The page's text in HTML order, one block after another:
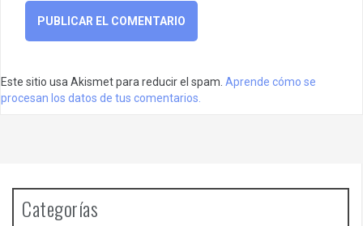
Este sitio usa Akismet para reducir el spam. Aprende cómo se
procesan los datos de tus comentarios.
Categorías